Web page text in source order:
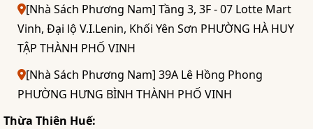
[Nhà Sách Phương Nam] Tầng 3, 3F - 07 Lotte Mart
Vinh, Đại lộ V.I.Lenin, Khối Yên Sơn PHƯỜNG HÀ HUY
TẬP THÀNH PHỐ VINH
[Nhà Sách Phương Nam] 39A Lê Hồng Phong
PHƯỜNG HƯNG BÌNH THÀNH PHỐ VINH
Thừa Thiên Huế: